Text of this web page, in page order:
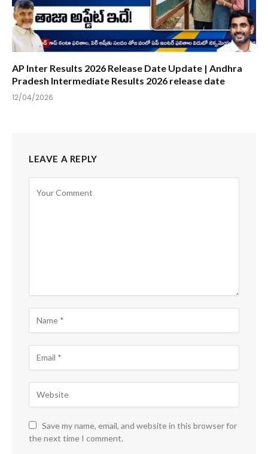
AP Inter Results 2026 Release Date Update | Andhra
Pradesh Intermediate Results 2026 release date
12/04/2026
LEAVE A REPLY
Save my name, email, and website in this browser for
the next time I comment.